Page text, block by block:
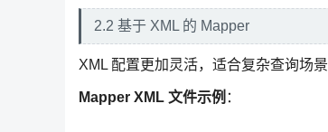
2.2 基于 XML 的 Mapper
XML 配置更加灵活，适合复杂查询场
Mapper XML 文件示例 ：